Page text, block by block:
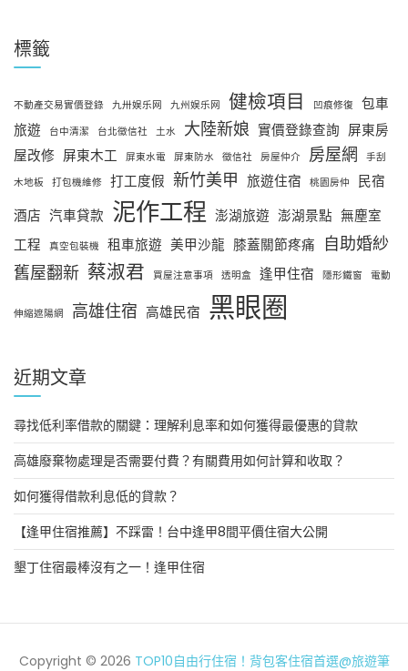
標籤
不動產交易實價登錄 九卅娱乐网 九州娱乐网 健檢項目 凹痕修復
包車
旅遊
台中清潔 台北徵信社 土水 大陸新娘 實價登錄查詢 屏東房
屋改修 屏東木工 屏東水電 屏東防水 徵信社 房屋仲介 房屋網
手刮
木地板
打包機維修 打工度假 新竹美甲 旅遊住宿 桃園房仲
民宿
酒店 汽車貸款 泥作工程 澎湖旅遊 澎湖景點 無塵室
工程
真空包裝機 租車旅遊 美甲沙龍 膝蓋關節疼痛
自助婚紗
舊屋翻新 蔡淑君 買屋注意事項 透明盒 逢甲住宿 隱形鐵窗 電動
伸縮遮陽網 高雄住宿 高雄民宿 黑眼圈
近期文章
尋找低利率借款的關鍵：理解利息率和如何獲得最優惠的貸款
高雄廢棄物處理是否需要付費？有關費用如何計算和收取？
如何獲得借款利息低的貸款？
【逢甲住宿推薦】不踩雷！台中逢甲8間平價住宿大公開
墾丁住宿最棒沒有之一！逢甲住宿
Copyright © 2026 TOP10自由行住宿！背包客住宿首選@旅遊筆